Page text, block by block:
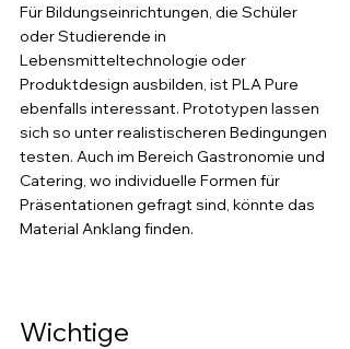
Für Bildungseinrichtungen, die Schüler
oder Studierende in
Lebensmitteltechnologie oder
Produktdesign ausbilden, ist PLA Pure
ebenfalls interessant. Prototypen lassen
sich so unter realistischeren Bedingungen
testen. Auch im Bereich Gastronomie und
Catering, wo individuelle Formen für
Präsentationen gefragt sind, könnte das
Material Anklang finden.
Wichtige